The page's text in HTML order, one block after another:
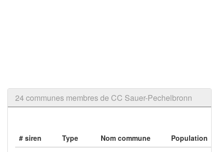
24 communes membres de CC Sauer-Pechelbronn
# siren Type Nom commune
Population